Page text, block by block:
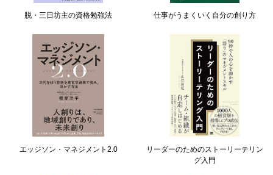
脱・三日坊主の資格勉強法 仕事がうまくいく自分の創り方
エッジソン・マネジメント2.0
リーダーのためのストーリーテリン
グ入門